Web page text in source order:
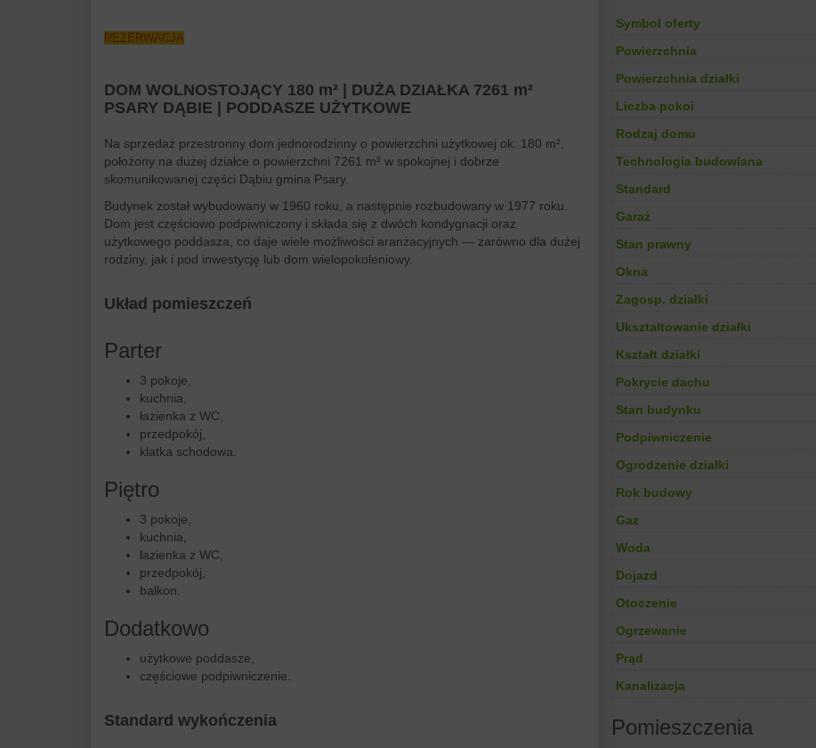
REZERWACJA
DOM WOLNOSTOJĄCY 180 m² | DUŻA DZIAŁKA 7261 m²
PSARY DĄBIE | PODDASZE UŻYTKOWE
Na sprzedaż przestronny dom jednorodzinny o powierzchni użytkowej ok. 180 m²,
położony na dużej działce o powierzchni 7261 m² w spokojnej i dobrze
skomunikowanej części Dąbiu gmina Psary.
Budynek został wybudowany w 1960 roku, a następnie rozbudowany w 1977 roku.
Dom jest częściowo podpiwniczony i składa się z dwóch kondygnacji oraz
użytkowego poddasza, co daje wiele możliwości aranżacyjnych — zarówno dla dużej
rodziny, jak i pod inwestycję lub dom wielopokoleniowy.
Układ pomieszczeń
Parter
3 pokoje,
kuchnia,
łazienka z WC,
przedpokój,
klatka schodowa.
Piętro
3 pokoje,
kuchnia,
łazienka z WC,
przedpokój,
balkon.
Dodatkowo
użytkowe poddasze,
częściowe podpiwniczenie.
Standard wykończenia
Symbol oferty
Powierzchnia
Powierzchnia działki
Liczba pokoi
Rodzaj domu
Technologia budowlana
Standard
Garaż
Stan prawny
Okna
Zagosp. działki
Ukształtowanie działki
Kształt działki
Pokrycie dachu
Stan budynku
Podpiwniczenie
Ogrodzenie działki
Rok budowy
Gaz
Woda
Dojazd
Otoczenie
Ogrzewanie
Prąd
Kanalizacja
Pomieszczenia